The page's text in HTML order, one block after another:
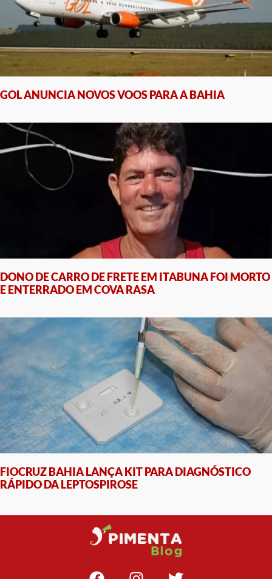
GOL ANUNCIA NOVOS VOOS PARA A BAHIA
DONO DE CARRO DE FRETE EM ITABUNA FOI MORTO
E ENTERRADO EM COVA RASA
FIOCRUZ BAHIA LANÇA KIT PARA DIAGNÓSTICO
RÁPIDO DA LEPTOSPIROSE